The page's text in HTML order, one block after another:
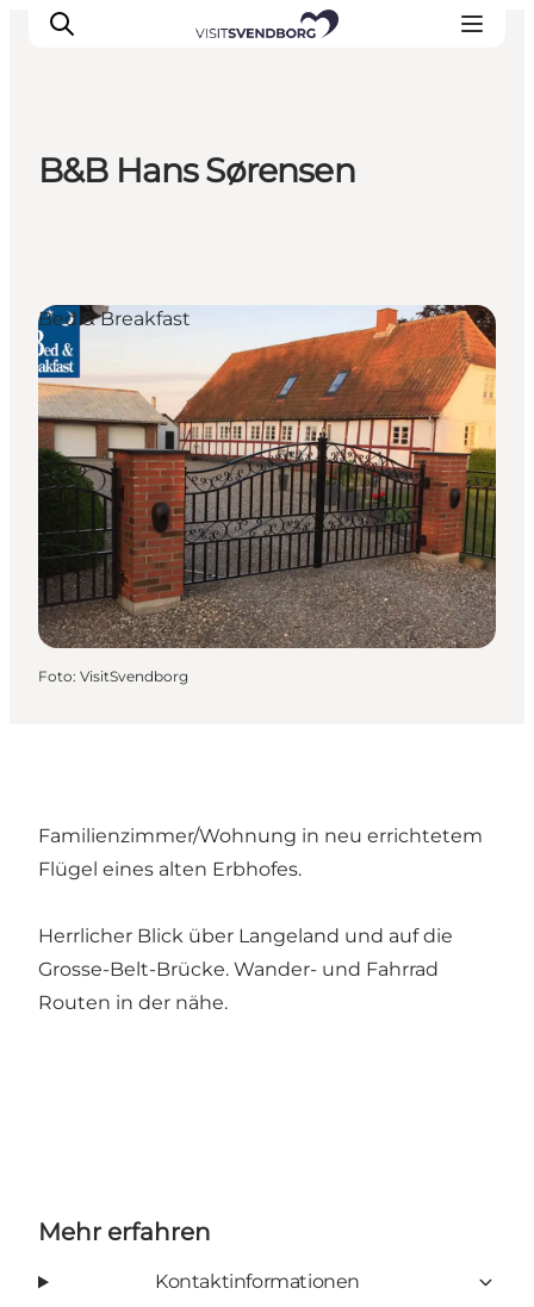
Übernachtung
Den Urlaub planen
B&B Hans Sørensen
Bed & Breakfast
Foto: VisitSvendborg
Familienzimmer/Wohnung in neu errichtetem
Flügel eines alten Erbhofes.
Herrlicher Blick über Langeland und auf die
Grosse-Belt-Brücke. Wander- und Fahrrad
Routen in der nähe.
Mehr erfahren
Kontaktinformationen